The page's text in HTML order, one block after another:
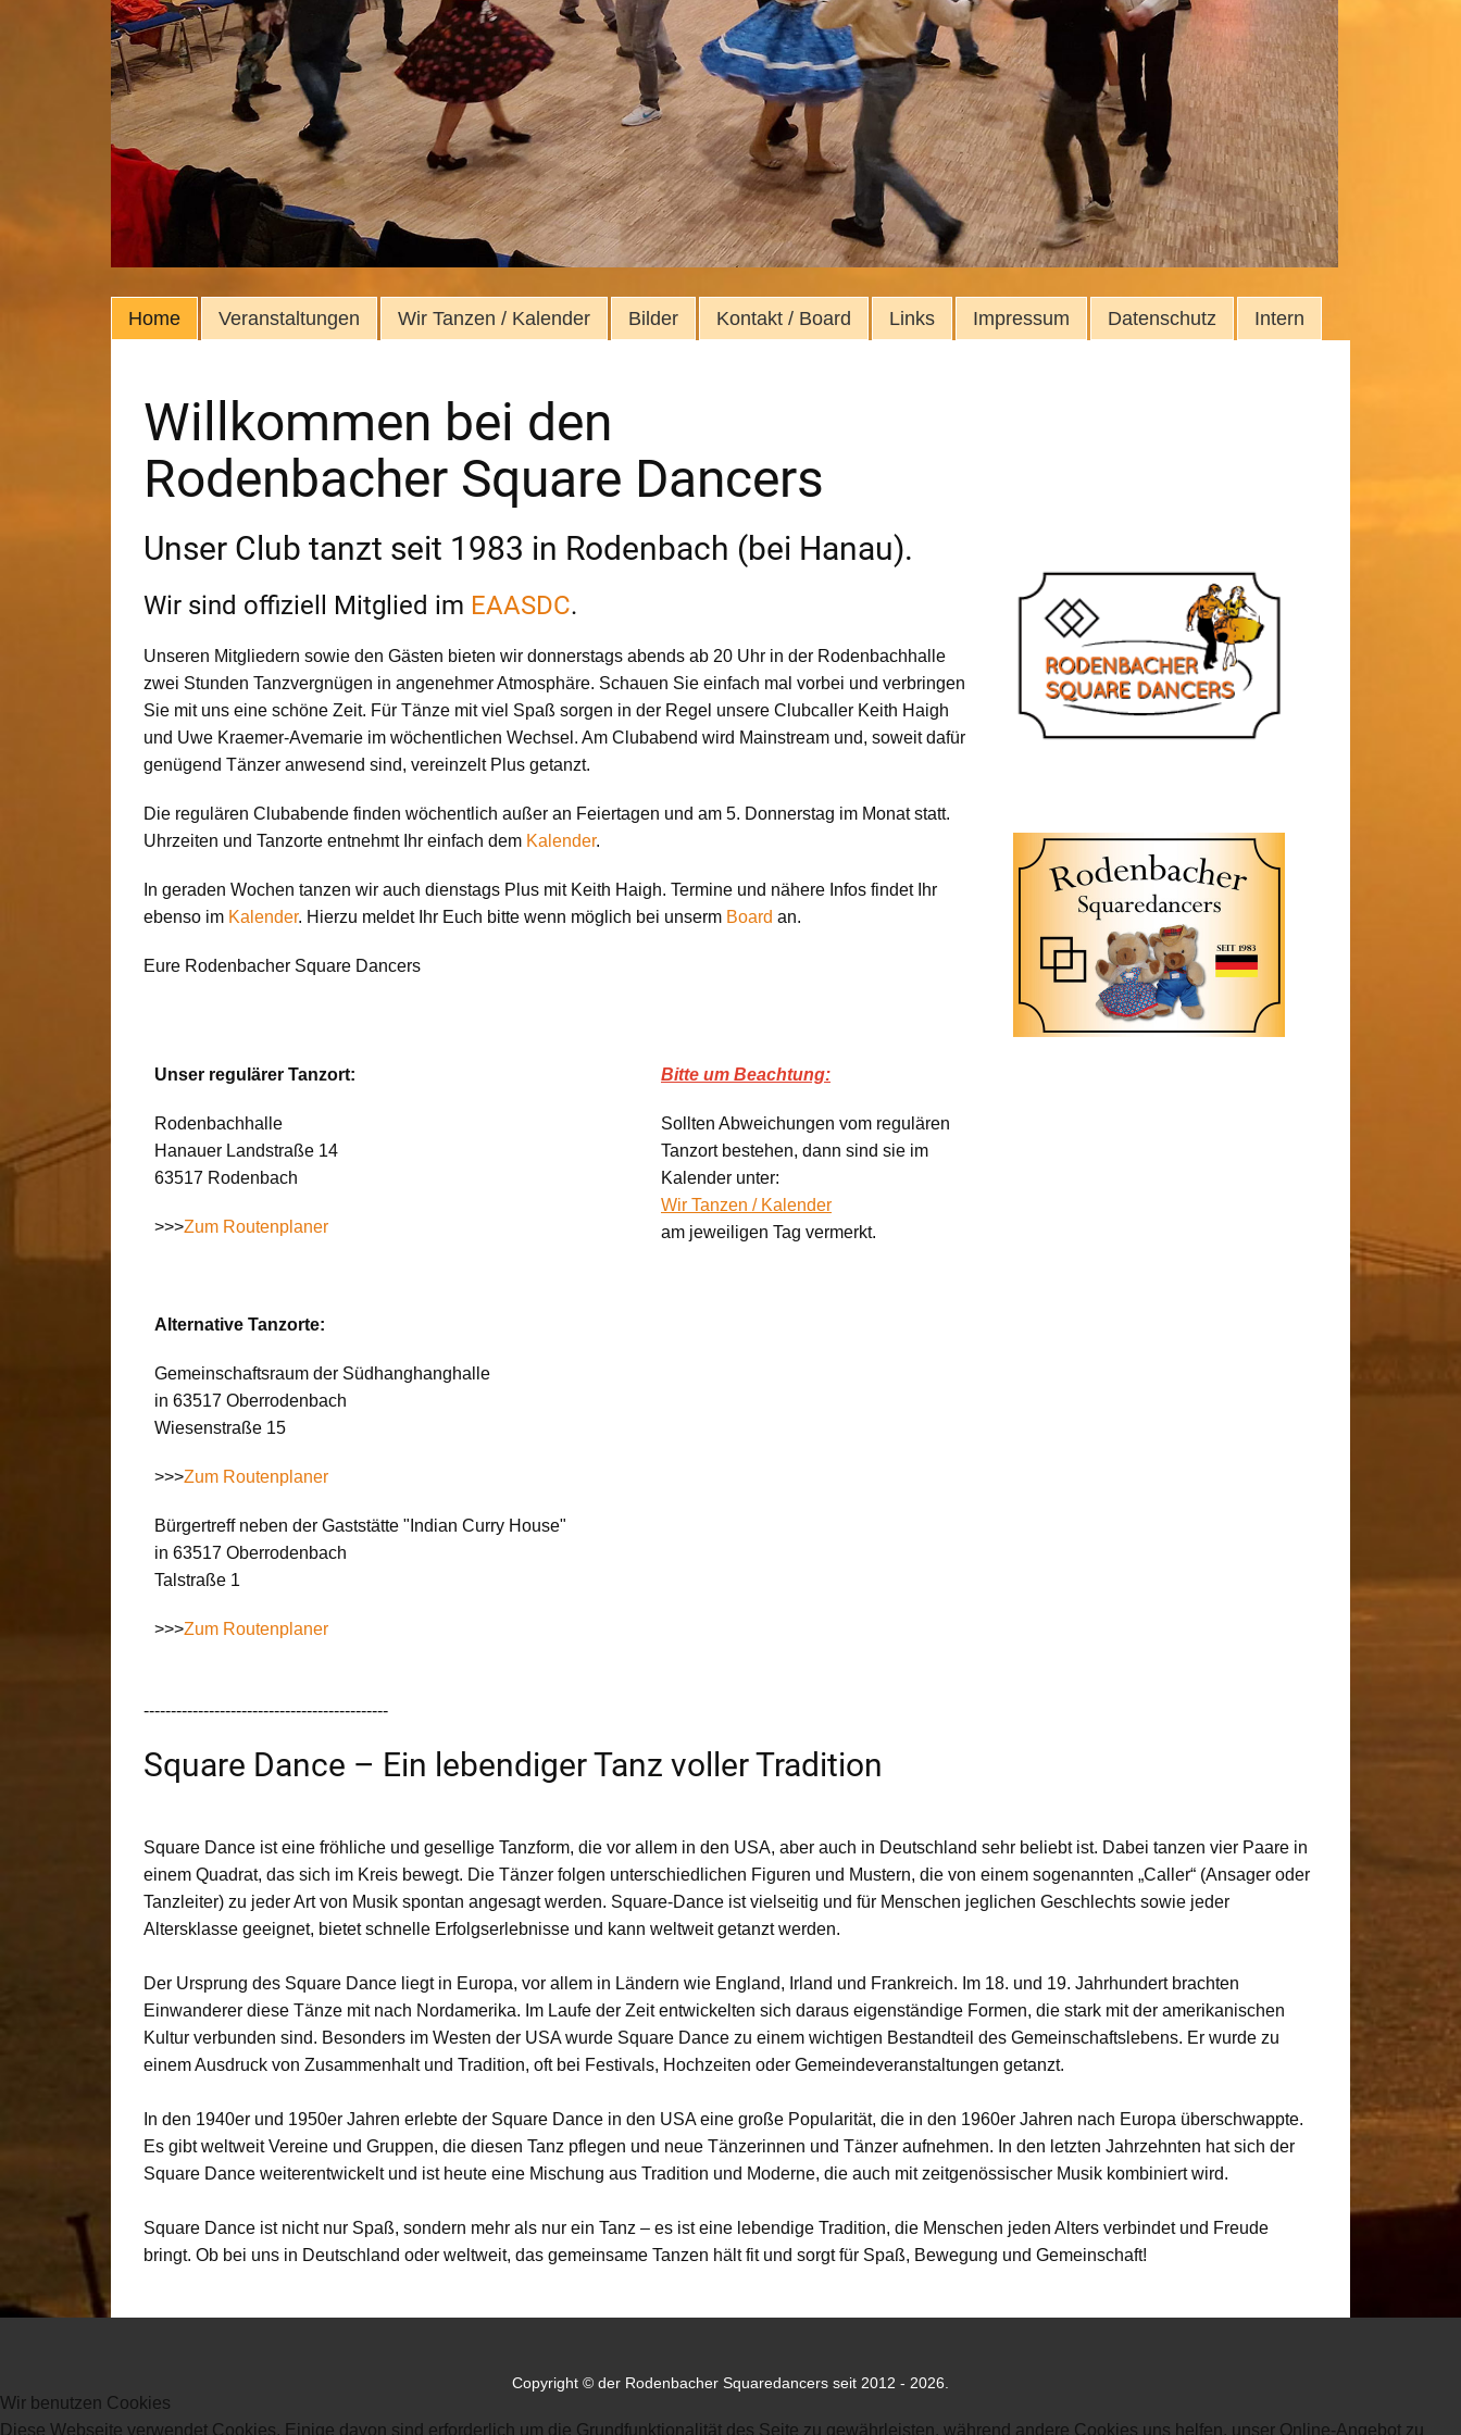
Home Veranstaltungen Wir Tanzen / Kalender Bilder Kontakt / Board Links Impressum Datenschutz Intern
Willkommen bei den
Rodenbacher Square Dancers
Unser Club tanzt seit 1983 in Rodenbach (bei Hanau).
Wir sind offiziell Mitglied im EAASDC.
Unseren Mitgliedern sowie den Gästen bieten wir donnerstags abends ab 20 Uhr in der Rodenbachhalle
zwei Stunden Tanzvergnügen in angenehmer Atmosphäre. Schauen Sie einfach mal vorbei und verbringen
Sie mit uns eine schöne Zeit. Für Tänze mit viel Spaß sorgen in der Regel unsere Clubcaller Keith Haigh
und Uwe Kraemer-Avemarie im wöchentlichen Wechsel. Am Clubabend wird Mainstream und, soweit dafür
genügend Tänzer anwesend sind, vereinzelt Plus getanzt.
Die regulären Clubabende finden wöchentlich außer an Feiertagen und am 5. Donnerstag im Monat statt.
Uhrzeiten und Tanzorte entnehmt Ihr einfach dem Kalender.
In geraden Wochen tanzen wir auch dienstags Plus mit Keith Haigh. Termine und nähere Infos findet Ihr
ebenso im Kalender. Hierzu meldet Ihr Euch bitte wenn möglich bei unserm Board an.
Eure Rodenbacher Square Dancers
Unser regulärer Tanzort:
Rodenbachhalle
Hanauer Landstraße 14
63517 Rodenbach
>>>Zum Routenplaner
Alternative Tanzorte:
Gemeinschaftsraum der Südhanghanghalle
in 63517 Oberrodenbach
Wiesenstraße 15
>>>Zum Routenplaner
Bürgertreff neben der Gaststätte "Indian Curry House"
in 63517 Oberrodenbach
Talstraße 1
>>>Zum Routenplaner
Bitte um Beachtung:
Sollten Abweichungen vom regulären
Tanzort bestehen, dann sind sie im
Kalender unter:
Wir Tanzen / Kalender
am jeweiligen Tag vermerkt.
---------------------------------------------
Square Dance – Ein lebendiger Tanz voller Tradition
Square Dance ist eine fröhliche und gesellige Tanzform, die vor allem in den USA, aber auch in Deutschland sehr beliebt ist. Dabei tanzen vier Paare in
einem Quadrat, das sich im Kreis bewegt. Die Tänzer folgen unterschiedlichen Figuren und Mustern, die von einem sogenannten „Caller“ (Ansager oder
Tanzleiter) zu jeder Art von Musik spontan angesagt werden. Square-Dance ist vielseitig und für Menschen jeglichen Geschlechts sowie jeder
Altersklasse geeignet, bietet schnelle Erfolgserlebnisse und kann weltweit getanzt werden.
Der Ursprung des Square Dance liegt in Europa, vor allem in Ländern wie England, Irland und Frankreich. Im 18. und 19. Jahrhundert brachten
Einwanderer diese Tänze mit nach Nordamerika. Im Laufe der Zeit entwickelten sich daraus eigenständige Formen, die stark mit der amerikanischen
Kultur verbunden sind. Besonders im Westen der USA wurde Square Dance zu einem wichtigen Bestandteil des Gemeinschaftslebens. Er wurde zu
einem Ausdruck von Zusammenhalt und Tradition, oft bei Festivals, Hochzeiten oder Gemeindeveranstaltungen getanzt.
In den 1940er und 1950er Jahren erlebte der Square Dance in den USA eine große Popularität, die in den 1960er Jahren nach Europa überschwappte.
Es gibt weltweit Vereine und Gruppen, die diesen Tanz pflegen und neue Tänzerinnen und Tänzer aufnehmen. In den letzten Jahrzehnten hat sich der
Square Dance weiterentwickelt und ist heute eine Mischung aus Tradition und Moderne, die auch mit zeitgenössischer Musik kombiniert wird.
Square Dance ist nicht nur Spaß, sondern mehr als nur ein Tanz – es ist eine lebendige Tradition, die Menschen jeden Alters verbindet und Freude
bringt. Ob bei uns in Deutschland oder weltweit, das gemeinsame Tanzen hält fit und sorgt für Spaß, Bewegung und Gemeinschaft!
Copyright © der Rodenbacher Squaredancers seit 2012 - 2026.
Wir benutzen Cookies
Diese Webseite verwendet Cookies. Einige davon sind erforderlich um die Grundfunktionalität des Seite zu gewährleisten, während andere Cookies uns helfen, unser Online-Angebot zu